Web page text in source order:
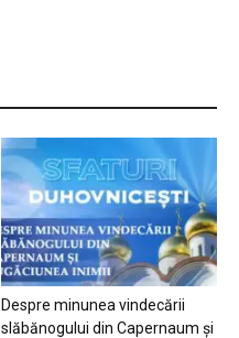
Despre minunea vindecării
slăbănogului din Capernaum și